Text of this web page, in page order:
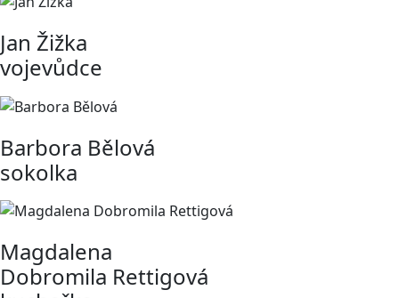
Jan Žižka
vojevůdce
Barbora Bělová
sokolka
Magdalena
Dobromila Rettigová